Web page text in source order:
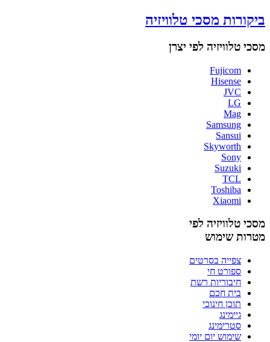
ביקורות מסכי טלוויזיה
מסכי טלוויזיה לפי יצרן
Fujicom
Hisense
JVC
LG
Mag
Samsung
Sansui
Skyworth
Sony
Suzuki
TCL
Toshiba
Xiaomi
מסכי טלוויזיה לפי
מטרות שימוש
צפייה בסרטים
ספורט חי
חיבוריות רשת
בית חכם
תוכן חינוכי
גיימינג
סטרימינג
שימוש יום יומי